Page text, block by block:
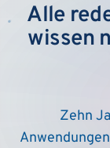
Alle
wissen
Zehn